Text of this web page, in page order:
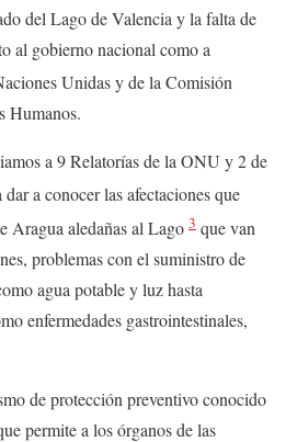
del Lago de Valencia y la falta de
al gobierno nacional como a
Unidas y de la Comisión
Humanos.
a 9 Relatorías de la ONU y 2 de
a conocer las afectaciones que
Aragua aledañas al Lago 3 que van
problemas con el suministro de
agua potable y luz hasta
enfermedades gastrointestinales,
de protección preventivo conocido
permite a los órganos de las